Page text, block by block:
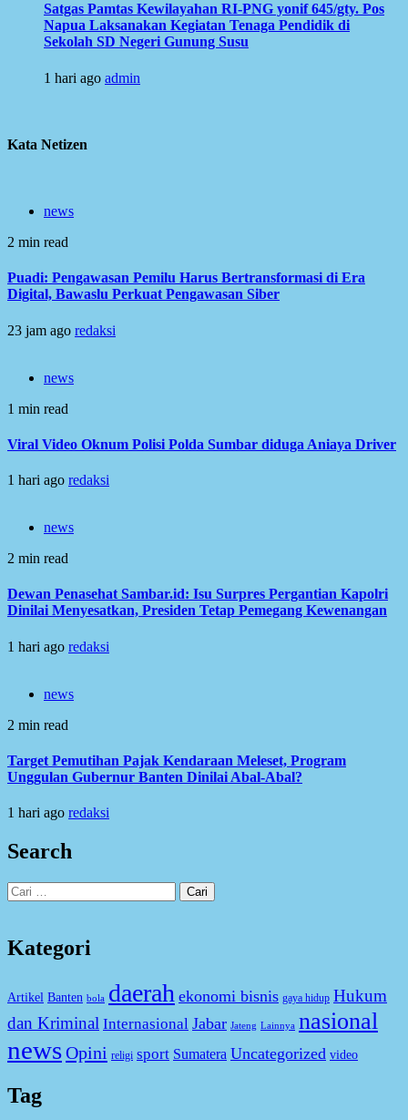
Satgas Pamtas Kewilayahan RI-PNG yonif 645/gty. Pos
Napua Laksanakan Kegiatan Tenaga Pendidik di
Sekolah SD Negeri Gunung Susu
1 hari ago admin
Kata Netizen
news
2 min read
Puadi: Pengawasan Pemilu Harus Bertransformasi di Era
Digital, Bawaslu Perkuat Pengawasan Siber
23 jam ago redaksi
news
1 min read
Viral Video Oknum Polisi Polda Sumbar diduga Aniaya Driver
1 hari ago redaksi
news
2 min read
Dewan Penasehat Sambar.id: Isu Surpres Pergantian Kapolri
Dinilai Menyesatkan, Presiden Tetap Pemegang Kewenangan
1 hari ago redaksi
news
2 min read
Target Pemutihan Pajak Kendaraan Meleset, Program
Unggulan Gubernur Banten Dinilai Abal-Abal?
1 hari ago redaksi
Search
Cari
untuk:
Kategori
Artikel Banten bola daerah ekonomi bisnis gaya hidup Hukum
dan Kriminal Internasional Jabar Jateng Lainnya nasional
newsOpini religi sport Sumatera Uncategorized video
Tag